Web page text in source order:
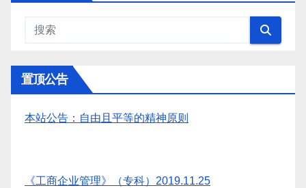
置顶公告
本站公告：自由且平等的精神原则
《工商企业管理》（专科）2019.11.25